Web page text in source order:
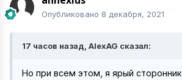
Опубликовано 8 декабря, 2021
17 часов назад, AlexAG сказал:
Но при всем этом, я ярый сторонник